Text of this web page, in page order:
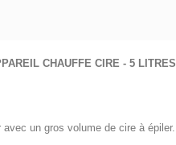
CHAUFFE CIRE - 5 LITRES
un gros volume de cire à épiler.